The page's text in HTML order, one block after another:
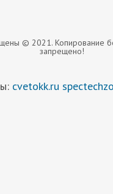
© 2021. Копирование
запрещено!
cvetokk.ru